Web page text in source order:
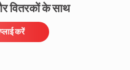
वितरकों के साथ
करें